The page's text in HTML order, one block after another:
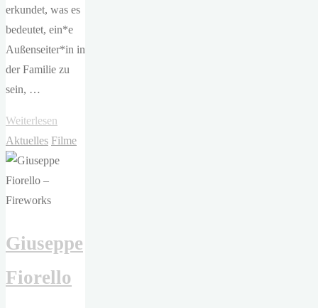
erkundet, was es
bedeutet, ein*e
Außenseiter*in in
der Familie zu
sein, …
Weiterlesen
Savage
–
Aktuelles Filme
Giuseppe
Fiorello